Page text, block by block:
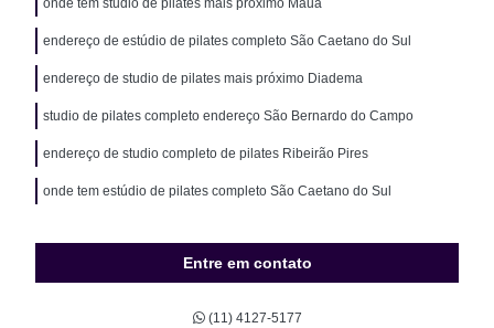
endereço de estúdio de pilates completo São Caetano do Sul
endereço de studio de pilates mais próximo Diadema
studio de pilates completo endereço São Bernardo do Campo
endereço de studio completo de pilates Ribeirão Pires
onde tem estúdio de pilates completo São Caetano do Sul
Entre em contato
(11) 4127-5177